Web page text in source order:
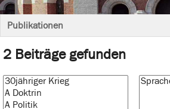
Publikationen
2 Beiträge gefunden